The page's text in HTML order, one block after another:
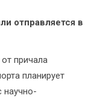
отправляется в
причала
планирует
научно-